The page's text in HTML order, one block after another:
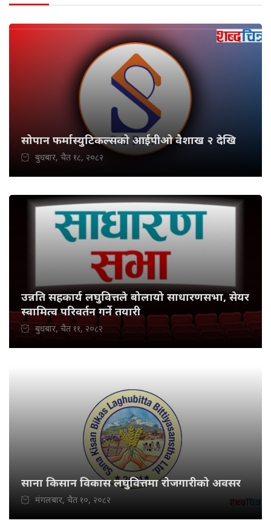
सोपान फर्मास्युटिकल्सको आईपीओ वैशाख २ देखि
बुधबार, चैत १८, २०८२
उन्नति सहकार्य लघुवित्तले बोलायो साधारणसभा, सेयर
स्वामित्व परिवर्तन गर्ने तयारी
बुधबार, चैत ११, २०८२
साना किसान विकास लघुवित्तमा रोजगारीको अवसर
मंगलबार, चैत १०, २०८२